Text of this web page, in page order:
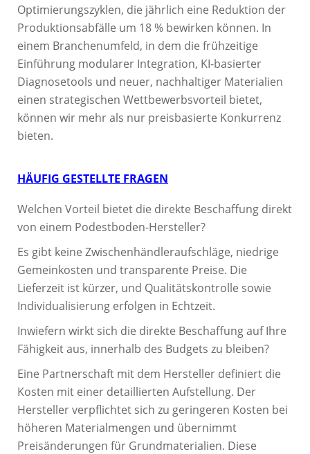
Optimierungszyklen, die jährlich eine Reduktion der
Produktionsabfälle um 18 % bewirken können. In
einem Branchenumfeld, in dem die frühzeitige
Einführung modularer Integration, KI-basierter
Diagnosetools und neuer, nachhaltiger Materialien
einen strategischen Wettbewerbsvorteil bietet,
können wir mehr als nur preisbasierte Konkurrenz
bieten.
HÄUFIG GESTELLTE FRAGEN
Welchen Vorteil bietet die direkte Beschaffung direkt
von einem Podestboden-Hersteller?
Es gibt keine Zwischenhändleraufschläge, niedrige
Gemeinkosten und transparente Preise. Die
Lieferzeit ist kürzer, und Qualitätskontrolle sowie
Individualisierung erfolgen in Echtzeit.
Inwiefern wirkt sich die direkte Beschaffung auf Ihre
Fähigkeit aus, innerhalb des Budgets zu bleiben?
Eine Partnerschaft mit dem Hersteller definiert die
Kosten mit einer detaillierten Aufstellung. Der
Hersteller verpflichtet sich zu geringeren Kosten bei
höheren Materialmengen und übernimmt
Preisänderungen für Grundmaterialien. Diese